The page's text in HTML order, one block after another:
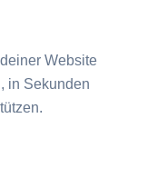
Website
in Sekunden